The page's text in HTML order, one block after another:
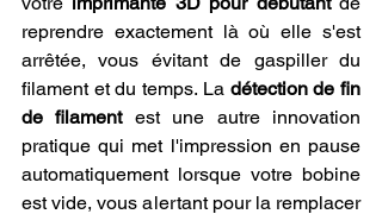
reprendre exactement là où elle s'est
arrêtée, vous évitant de gaspiller du
filament et du temps. La détection de fin
de filament est une autre innovation
pratique qui met l'impression en pause
automatiquement lorsque votre bobine
est vide, vous alertant pour la remplacer